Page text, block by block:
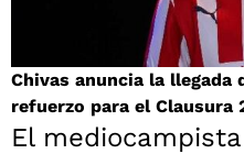
Chivas anuncia la llegada
refuerzo para el Clausura
El